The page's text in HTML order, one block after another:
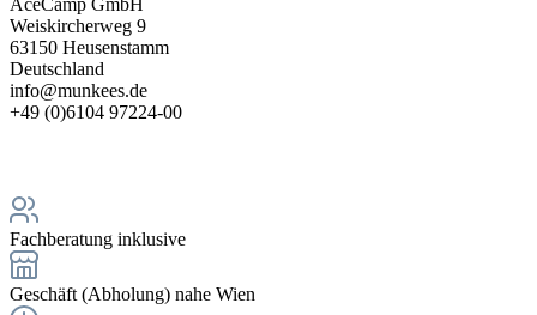
AceCamp GmbH
Weiskircherweg 9
63150 Heusenstamm
Deutschland
info@munkees.de
+49 (0)6104 97224-00
Fachberatung inklusive
Geschäft (Abholung) nahe Wien